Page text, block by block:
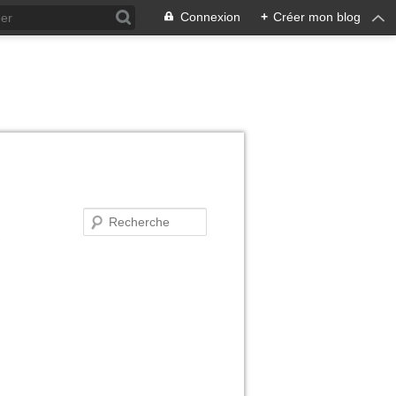
Connexion + Créer mon blog